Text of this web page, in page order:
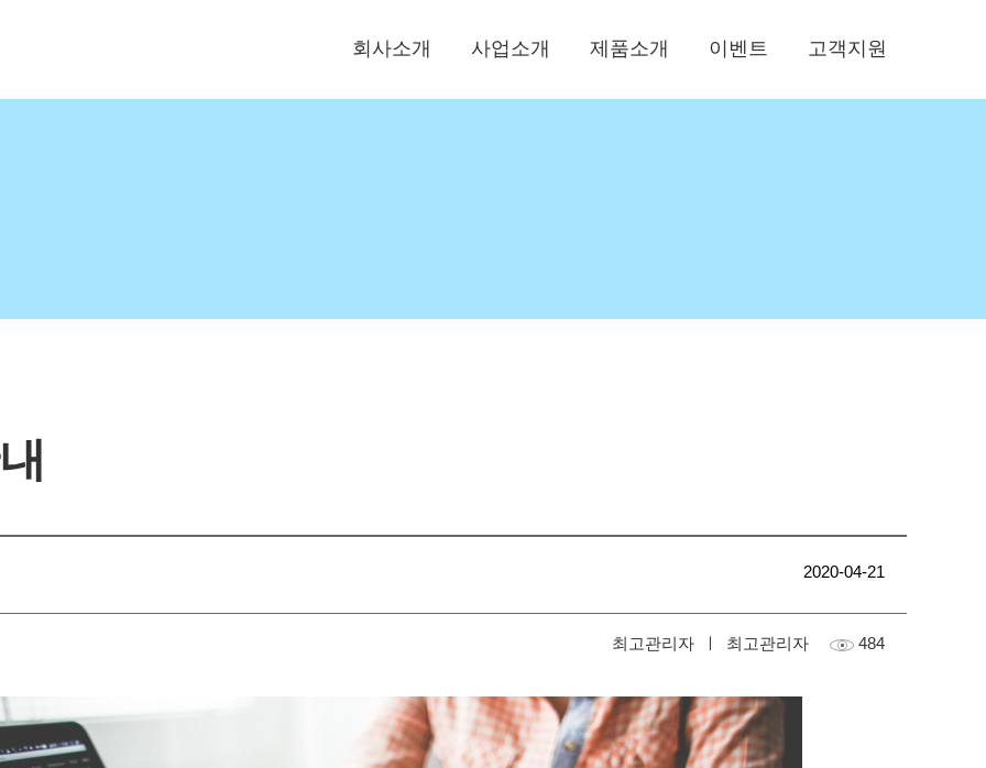
회사소개 사업소개 제품소개 이벤트 고객지원
2020-04-21
최고관리자 ㅣ 최고관리자 484